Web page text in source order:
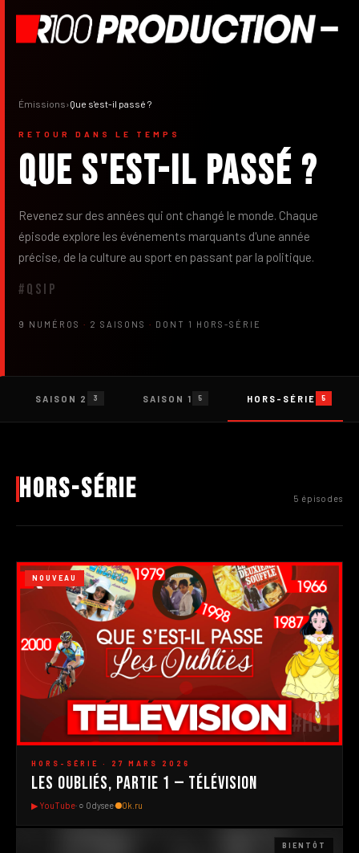
Émissions›Que s'est-il passé ?
RETOUR DANS LE TEMPS
Que s'est-il passé ?
Revenez sur des années qui ont changé le monde. Chaque
épisode explore les événements marquants d'une année
précise, de la culture au sport en passant par la politique.
#QSIP
9 NUMÉROS · 2 SAISONS · DONT 1 HORS-SÉRIE
SAISON 2 3 SAISON 1 5 HORS-SÉRIE 5
Hors-série 5 épisodes
▶
NOUVEAU
#HS1
HORS-SÉRIE · 27 MARS 2026
Les Oubliés, Partie 1 — Télévision
▶ YouTube· ○ Odysee· Ok.ru
BIENTÔT